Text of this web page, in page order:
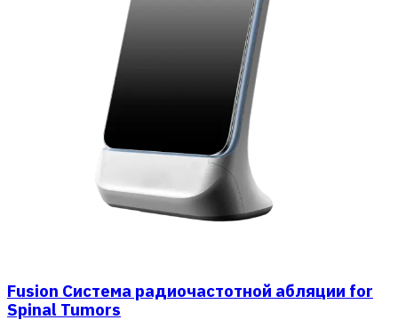
Fusion Система радиочастотной абляции for
Spinal Tumors